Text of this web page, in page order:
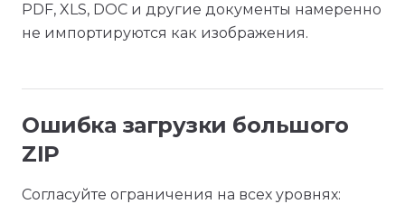
PDF, XLS, DOC и другие документы намеренно
не импортируются как изображения.
Ошибка загрузки большого
ZIP
Согласуйте ограничения на всех уровнях: